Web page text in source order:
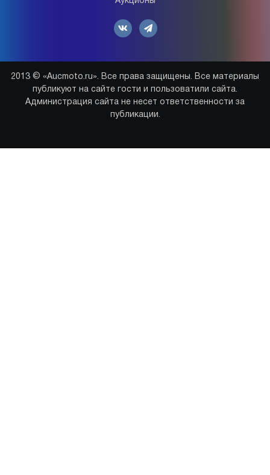
2013 © «Aucmoto.ru». Все права защищены. Все материалы
публикуют на сайте гости и пользоватили сайта.
Администрация сайта не несет ответственности за
публикации.